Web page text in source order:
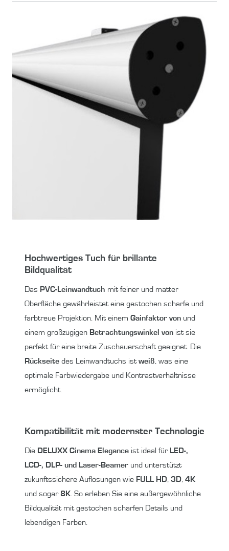
Hochwertiges Tuch für brillante
Bildqualität
Das PVC-Leinwandtuch mit feiner und matter
Oberfläche gewährleistet eine gestochen scharfe und
farbtreue Projektion. Mit einem Gainfaktor von und
einem großzügigen Betrachtungswinkel von ist sie
perfekt für eine breite Zuschauerschaft geeignet. Die
Rückseite des Leinwandtuchs istweiß , was eine
optimale Farbwiedergabe und Kontrastverhältnisse
ermöglicht.
Kompatibilität mit modernster Technologie
Die DELUXX Cinema Elegance ist ideal für LED-,
LCD-, DLP- und Laser-Beamer und unterstützt
zukunftssichere Auflösungen wie FULL HD 3D 4K
und sogar8K . So erleben Sie eine außergewöhnliche
Bildqualität mit gestochen scharfen Details und
lebendigen Farben.